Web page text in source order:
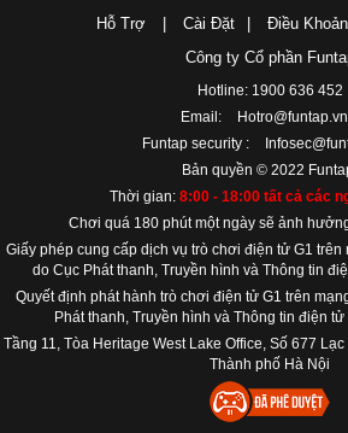
Hỗ Trợ
Cài Đặt Điều Khoản
Công ty Cổ phần
Hotline: 1900 636 452
Email:
Hotro@funtap.vn
Funtap security :
Bản quyền © 2022
Thời gian: 8:00 - 18:00 tất cả các
Chơi quá 180 phút một ngày sẽ ảnh
Giấy phép cung cấp dịch vụ trò chơi điện tử G1 trên
do Cục Phát thanh, Truyền hình và Thông tin
Quyết định phát hành trò chơi điện tử G1 trên
Phát thanh, Truyền hình và Thông tin điện
Tầng 11, Tòa Heritage West Lake Office, Số 677
Thành phố Hà Nội